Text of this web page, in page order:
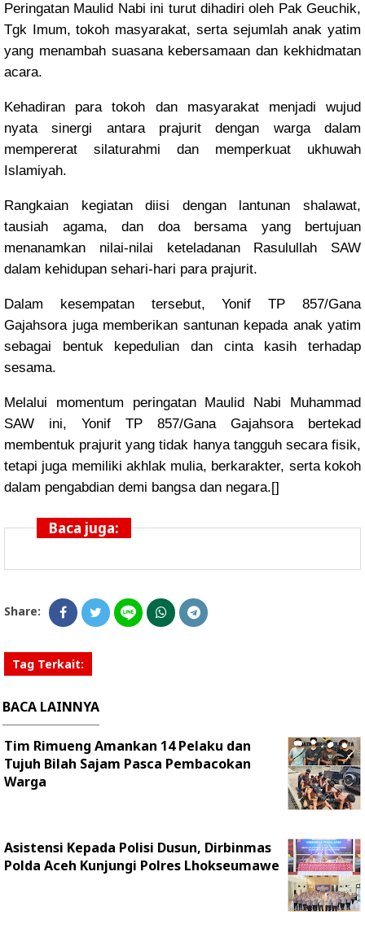
Peringatan Maulid Nabi ini turut dihadiri oleh Pak Geuchik,
Tgk Imum, tokoh masyarakat, serta sejumlah anak yatim
yang menambah suasana kebersamaan dan kekhidmatan
acara.
Kehadiran para tokoh dan masyarakat menjadi wujud
nyata sinergi antara prajurit dengan warga dalam
mempererat silaturahmi dan memperkuat ukhuwah
Islamiyah.
Rangkaian kegiatan diisi dengan lantunan shalawat,
tausiah agama, dan doa bersama yang bertujuan
menanamkan nilai-nilai keteladanan Rasulullah SAW
dalam kehidupan sehari-hari para prajurit.
Dalam kesempatan tersebut, Yonif TP 857/Gana
Gajahsora juga memberikan santunan kepada anak yatim
sebagai bentuk kepedulian dan cinta kasih terhadap
sesama.
Melalui momentum peringatan Maulid Nabi Muhammad
SAW ini, Yonif TP 857/Gana Gajahsora bertekad
membentuk prajurit yang tidak hanya tangguh secara fisik,
tetapi juga memiliki akhlak mulia, berkarakter, serta kokoh
dalam pengabdian demi bangsa dan negara.[]
Baca juga:
Share:
Tag Terkait:
BACA LAINNYA
Tim Rimueng Amankan 14 Pelaku dan
Tujuh Bilah Sajam Pasca Pembacokan
Warga
Asistensi Kepada Polisi Dusun, Dirbinmas
Polda Aceh Kunjungi Polres Lhokseumawe